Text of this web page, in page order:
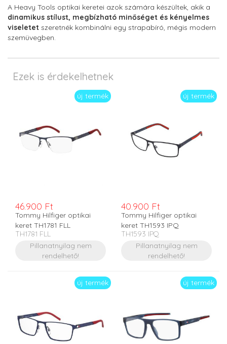
A Heavy Tools optikai keretei azok számára készültek, akik a
dinamikus stílust, megbízható minőséget és kényelmes
viseletet szeretnék kombinálni egy strapabíró, mégis modern
szemüvegben.
Ezek is érdekelhetnek
új termék
46.900 Ft
Tommy Hilfiger optikai
keret TH1781 FLL
TH1781 FLL
Pillanatnyilag nem
rendelhető!
új termék
40.900 Ft
Tommy Hilfiger optikai
keret TH1593 IPQ
TH1593 IPQ
Pillanatnyilag nem
rendelhető!
új termék új termék